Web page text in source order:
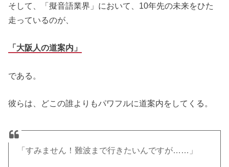
そして、「擬音語業界」において、10年先の未来をひた
走っているのが、
「大阪人の道案内」
である。
彼らは、どこの誰よりもパワフルに道案内をしてくる。
「すみません！難波まで行きたいんですが……」